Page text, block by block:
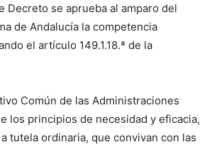
Decreto se aprueba al amparo del
de Andalucía la competencia
el artículo 149.1.18.ª de la
Común de las Administraciones
los principios de necesidad y eficacia,
tutela ordinaria, que convivan con las